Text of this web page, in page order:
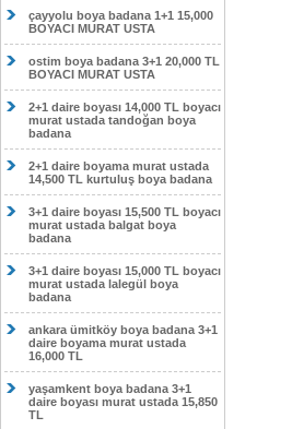
çayyolu boya badana 1+1 15,000
BOYACI MURAT USTA
ostim boya badana 3+1 20,000 TL
BOYACI MURAT USTA
2+1 daire boyası 14,000 TL boyacı
murat ustada tandoğan boya
badana
2+1 daire boyama murat ustada
14,500 TL kurtuluş boya badana
3+1 daire boyası 15,500 TL boyacı
murat ustada balgat boya
badana
3+1 daire boyası 15,000 TL boyacı
murat ustada lalegül boya
badana
ankara ümitköy boya badana 3+1
daire boyama murat ustada
16,000 TL
yaşamkent boya badana 3+1
daire boyası murat ustada 15,850
TL